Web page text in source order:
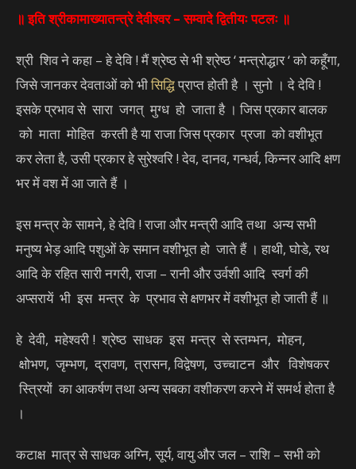
॥ इति श्रीकामाख्यातन्त्रे देवीश्वर – सम्वादे द्वितीयः पटलः ॥
श्री शिव ने कहा – हे देवि ! मैं श्रेष्ठ से भी श्रेष्ठ ‘ मन्त्रोद्धार ‘ को कहूँगा,
जिसे जानकर देवताओं को भीसिद्धिप्राप्त होती है । सुनो । दे देवि !
इसके प्रभाव से सारा जगत् मुग्ध हो जाता है । जिस प्रकार बालक
को माता मोहित करती है या राजा जिस प्रकार प्रजा को वशीभूत
कर लेता है, उसी प्रकार हे सुरेश्वरि ! देव, दानव, गन्धर्व, किन्नर आदि क्षण
भर में वश में आ जाते हैं ।
इस मन्त्र के सामने, हे देवि ! राजा और मन्त्री आदि तथा अन्य सभी
मनुष्य भेड़ आदि पशुओं के समान वशीभूत हो जाते हैं । हाथी, घोडे, रथ
आदि के रहित सारी नगरी, राजा – रानी और उर्वशी आदि स्वर्ग की
अप्सरायें भी इस मन्त्र के प्रभाव से क्षणभर में वशीभूत हो जाती हैं ॥
हे देवी, महेश्वरी ! श्रेष्ठ साधक इस मन्त्र से स्तम्भन, मोहन,
क्षोभण, जृम्भण, द्रावण, त्रासन, विद्वेषण, उच्चाटन और विशेषकर
स्त्रियों का आकर्षण तथा अन्य सबका वशीकरण करने में समर्थ होता है
।
कटाक्ष मात्र से साधक अग्नि, सूर्य, वायु और जल – राशि – सभी को